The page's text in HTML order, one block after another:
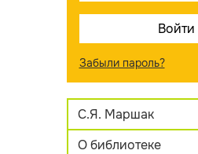
Забыли пароль?
С.Я. Маршак
О библиотеке